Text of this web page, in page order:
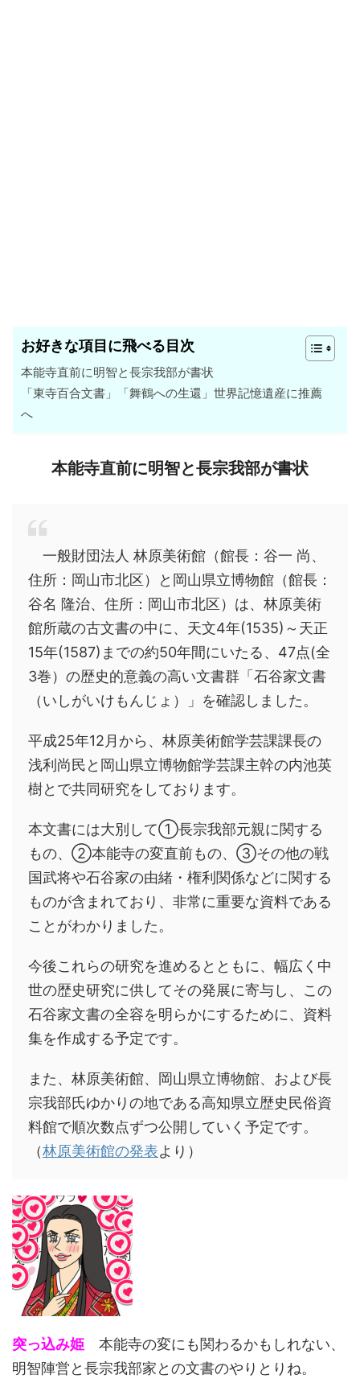
お好きな項目に飛べる目次
本能寺直前に明智と長宗我部が書状
「東寺百合文書」「舞鶴への生還」世界記憶遺産に推薦
へ
本能寺直前に明智と長宗我部が書状
一般財団法人 林原美術館（館長：谷一 尚、
住所：岡山市北区）と岡山県立博物館（館長：
谷名 隆治、住所：岡山市北区）は、林原美術
館所蔵の古文書の中に、天文4年(1535)～天正
15年(1587)までの約50年間にいたる、47点(全
3巻）の歴史的意義の高い文書群「石谷家文書
（いしがいけもんじょ）」を確認しました。
平成25年12月から、林原美術館学芸課課長の
浅利尚民と岡山県立博物館学芸課主幹の内池英
樹とで共同研究をしております。
本文書には大別して①長宗我部元親に関する
もの、②本能寺の変直前もの、③その他の戦
国武将や石谷家の由緒・権利関係などに関する
ものが含まれており、非常に重要な資料である
ことがわかりました。
今後これらの研究を進めるとともに、幅広く中
世の歴史研究に供してその発展に寄与し、この
石谷家文書の全容を明らかにするために、資料
集を作成する予定です。
また、林原美術館、岡山県立博物館、および長
宗我部氏ゆかりの地である高知県立歴史民俗資
料館で順次数点ずつ公開していく予定です。
（林原美術館の発表より）
突っ込み姫 本能寺の変にも関わるかもしれない、
明智陣営と長宗我部家との文書のやりとりね。